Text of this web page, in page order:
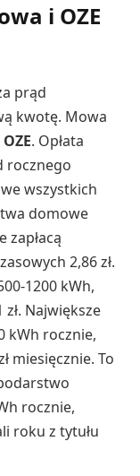
i OZE
prąd
kwotę. Mowa
. Opłata
rocznego
wszystkich
domowe
zapłacą
2,86 zł.
1200 kWh,
Największe
kWh rocznie,
miesięcznie. To
rocznie,
roku z tytułu